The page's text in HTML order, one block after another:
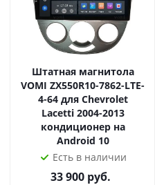
TDA7708!
⚡ Фирменный голосовой
управление магнитолой
С подробным обзором
ознакомиться в нашем
фотогалереей товара.
Вы можете приобрести ШГУ
Teyes СС3 по отличной
магазине с быстрой
Штатная магнитола
VOMI ZX550R10-7862-LTE-
4-64 для Chevrolet
Lacetti 2004-2013
кондиционер на
Android 10
Есть в наличии
33 900руб.